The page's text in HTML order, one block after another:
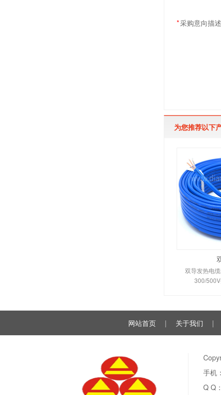
*采购意向描
为您推荐以下
双导发热电
300/
网站首页 | 关于我们 |
手机
Q Q